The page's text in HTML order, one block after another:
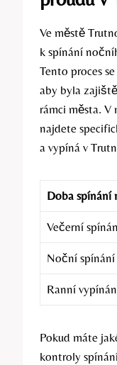
Ve městě
k spínání
Tento proces
aby byla
rámci města.
najdete
a vypíná v
Doba spínání
Večerní
Noční spínání
Ranní
Pokud máte
kontroly